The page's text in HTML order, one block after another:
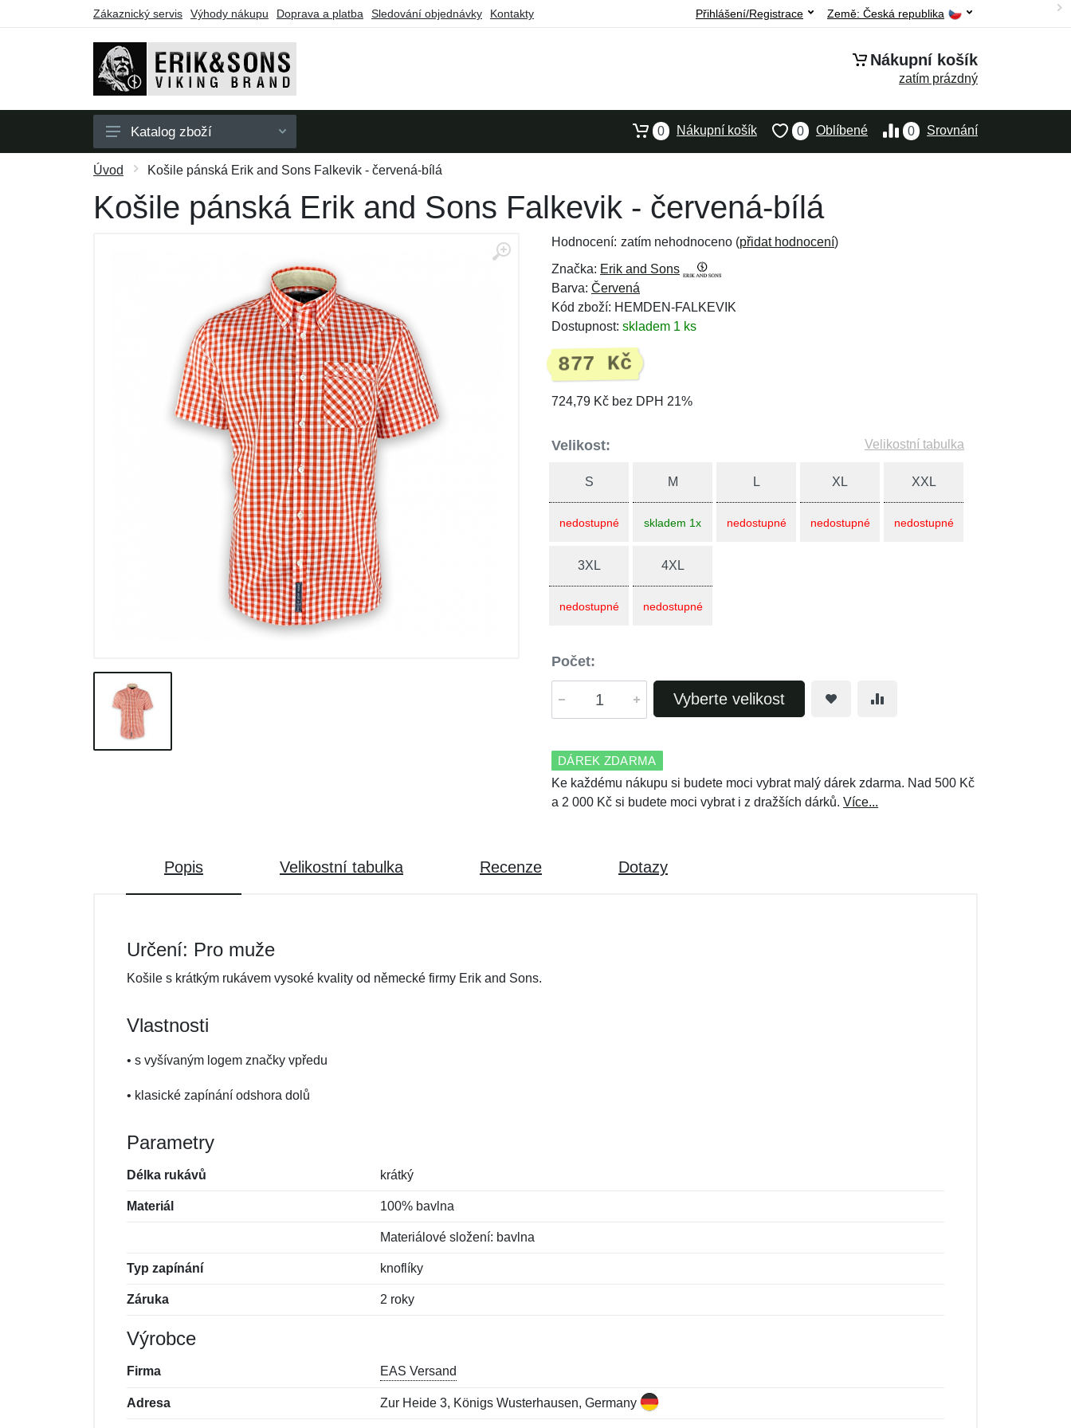
Zákaznický servis Výhody nákupu Doprava a platba Sledování objednávky Kontakty Země: Česká republika
Přihlášení/Registrace
Nákupní košík
zatím prázdný
Pánské
Dámské
Katalog zboží 0 Srovnání
0 Oblíbené
0 Nákupní košík
Úvod Košile pánská Erik and Sons Falkevik - červená-bílá
Košile pánská Erik and Sons Falkevik - červená-bílá
Hodnocení: zatím nehodnoceno (přidat hodnocení)
Značka: Erik and Sons
Barva: Červená
Kód zboží: HEMDEN-FALKEVIK
Dostupnost: skladem 1 ks
877 Kč
724,79 Kč bez DPH 21%
Velikost: Velikostní tabulka
S
nedostupné
M
skladem 1x
L
nedostupné
XL
nedostupné
XXL
nedostupné
3XL
nedostupné
4XL
nedostupné
Počet:
Vyberte velikost
DÁREK ZDARMA
Ke každému nákupu si budete moci vybrat malý dárek zdarma. Nad 500 Kč
a 2 000 Kč si budete moci vybrat i z dražších dárků. Více...
Popis Velikostní tabulka Recenze Dotazy
Určení: Pro muže
Košile s krátkým rukávem vysoké kvality od německé firmy Erik and Sons.
Vlastnosti
• s vyšívaným logem značky vpředu
• klasické zapínání odshora dolů
Parametry
Délka rukávů krátký
Materiál 100% bavlna
Materiálové složení: bavlna
Typ zapínání knoflíky
Záruka 2 roky
Výrobce
Firma EAS Versand
Adresa Zur Heide 3, Königs Wusterhausen, Germany